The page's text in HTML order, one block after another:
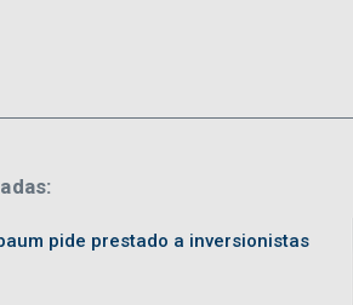
pide prestado a inversionistas